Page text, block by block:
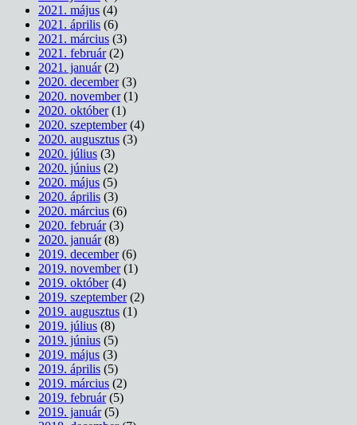
2021. május (4)
2021. április (6)
2021. március (3)
2021. február(2)
2021. január(2)
2020. december(3)
2020. november(1)
2020. október(1)
2020. szeptember(4)
2020. augusztus (3)
2020. július (3)
2020. június (2)
2020. május (5)
2020. április (3)
2020. március (6)
2020. február(3)
2020. január(8)
2019. december(6)
2019. november(1)
2019. október(4)
2019. szeptember(2)
2019. augusztus (1)
2019. július (8)
2019. június (5)
2019. május (3)
2019. április (5)
2019. március (2)
2019. február(5)
2019. január(5)